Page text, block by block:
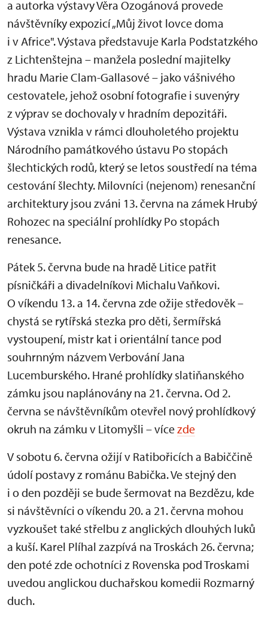
a autorka výstavy Věra Ozogánová provede
návštěvníky expozicí „Můj život lovce doma
i v Africe". Výstava představuje Karla Podstatzkého
z Lichtenštejna – manžela poslední majitelky
hradu Marie Clam-Gallasové – jako vášnivého
cestovatele, jehož osobní fotografie i suvenýry
z výprav se dochovaly v hradním depozitáři.
Výstava vznikla v rámci dlouholetého projektu
Národního památkového ústavu Po stopách
šlechtických rodů, který se letos soustředí na téma
cestování šlechty. Milovníci (nejenom) renesanční
architektury jsou zváni 13. června na zámek Hrubý
Rohozec na speciální prohlídky Po stopách
renesance.
Pátek 5. června bude na hradě Litice patřit
písničkáři a divadelníkovi Michalu Vaňkovi.
O víkendu 13. a 14. června zde ožije středověk –
chystá se rytířská stezka pro děti, šermířská
vystoupení, mistr kat i orientální tance pod
souhrnným názvem Verbování Jana
Lucemburského. Hrané prohlídky slatiňanského
zámku jsou naplánovány na 21. června. Od 2.
června se návštěvníkům otevřel nový prohlídkový
okruh na zámku v Litomyšli – vícezde
V sobotu 6. června ožijí v Ratibořicích a Babiččině
údolí postavy z románu Babička. Ve stejný den
i o den později se bude šermovat na Bezdězu, kde
si návštěvníci o víkendu 20. a 21. června mohou
vyzkoušet také střelbu z anglických dlouhých luků
a kuší. Karel Plíhal zazpívá na Troskách 26. června;
den poté zde ochotníci z Rovenska pod Troskami
uvedou anglickou duchařskou komedii Rozmarný
duch.